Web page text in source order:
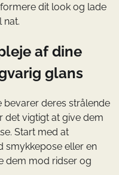
dit look og lade
nat.
af dine
glans
bevarer deres strålende
det vigtigt at give dem
Start med at
smykkepose eller en
dem mod ridser og